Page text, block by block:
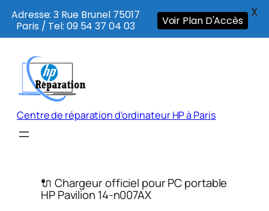
contenu
Centre de réparation d'ordinateur HP à Paris
🔌 Chargeur officiel pour PC portable
HP Pavilion 14-n007AX
Adresse: 3 Rue Brunel 75017
Paris / Tel: 09 54 37 04 03
Voir Plan D'Accès
X